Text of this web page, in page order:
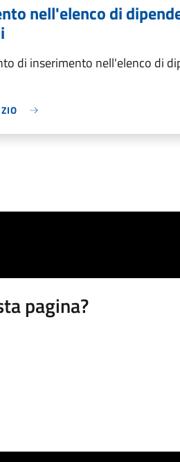
nell'elenco di
di inserimento nell'elenco di
pagina?